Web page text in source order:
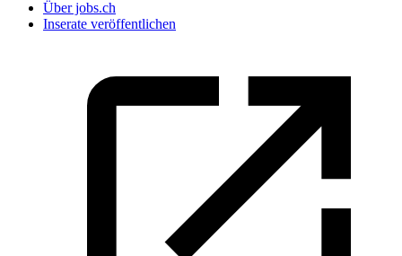
Über jobs.ch
Inserate veröffentlichen